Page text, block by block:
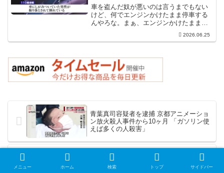
重傷
車を盗んだ奴が悪いのは言うまでもない
けど、何でエンジンかけたまま停車する
んやろな。まぁ、エンジンかけたままか
どうかは記事から断定出来んけど、キー
が刺さった状態やったのは間違いないわ
やろ」としか言いようがない。
2026.06.25
青葉真司容疑者を逮捕 京都アニメーショ
ン放火殺人事件から10ヶ月 「ガソリン使
えば多くの人殺害」
係者の小沢翔と市川さんの長男との間で
メニュー ホーム 検索 トップ サイドバー